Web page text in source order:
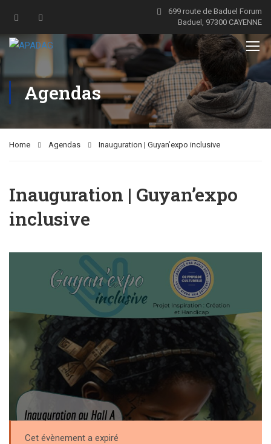
699 route de Baduel Forum
Baduel, 97300 CAYENNE
Agendas
Home Agendas Inauguration | Guyan’expo inclusive
Inauguration | Guyan’expo
inclusive
Cet évènement a expiré